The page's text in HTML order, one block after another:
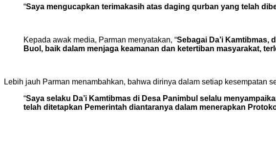
“Saya mengucapkan terimakasih atas daging qurban yang telah
Kepada awak media, Parman menyatakan, “Sebagai Da’i
Buol, baik dalam menjaga keamanan dan ketertiban masyarakat,
Lebih jauh Parman menambahkan, bahwa dirinya dalam setiap kesempatan
“Saya selaku Da’i Kamtibmas di Desa Panimbul selalu
telah ditetapkan Pemerintah diantaranya dalam menerapkan